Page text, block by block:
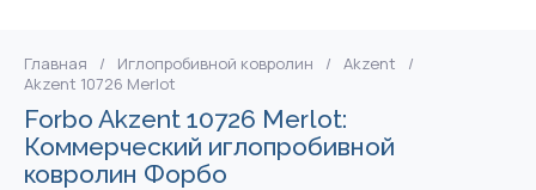
Главная / Иглопробивной ковролин / Akzent
/
Akzent 10726 Merlot
Forbo Akzent 10726 Merlot:
Коммерческий иглопробивной
ковролин Форбо